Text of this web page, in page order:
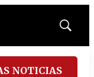
Mostrar
NOTICIAS